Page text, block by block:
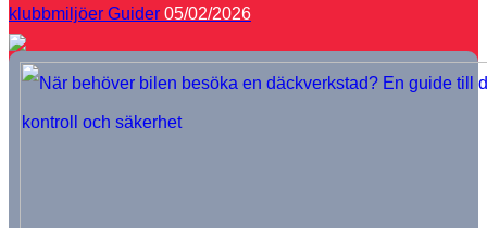
klubbmiljöer Guider 05/02/2026